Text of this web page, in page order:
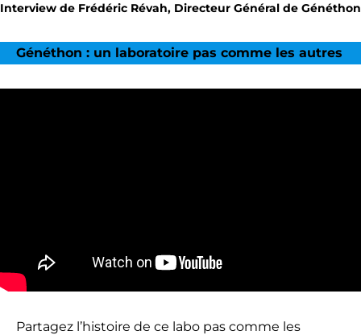
Interview de Frédéric Révah, Directeur Général de Généthon
Généthon : un laboratoire pas comme les autres
Partagez l’histoire de ce labo pas comme les